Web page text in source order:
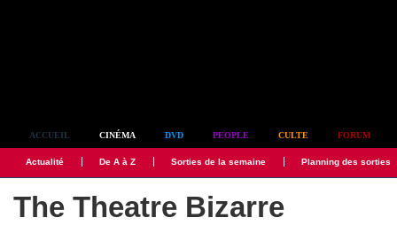
ACCUEIL CINÉMA DVD PEOPLE CULTE FORUM
Actualité De A à Z Sorties de la semaine Planning des sorties
The Theatre Bizarre